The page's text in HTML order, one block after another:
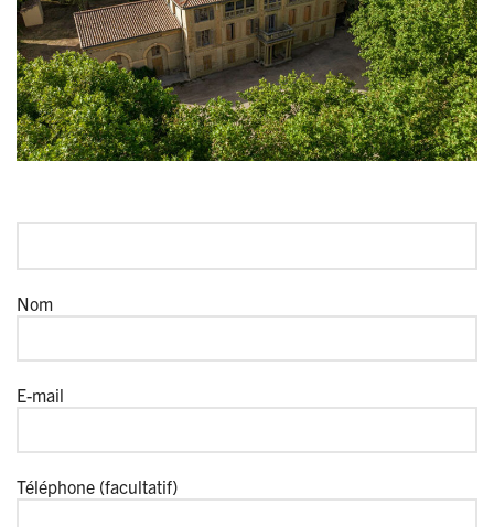
Nom
E-mail
Téléphone (facultatif)